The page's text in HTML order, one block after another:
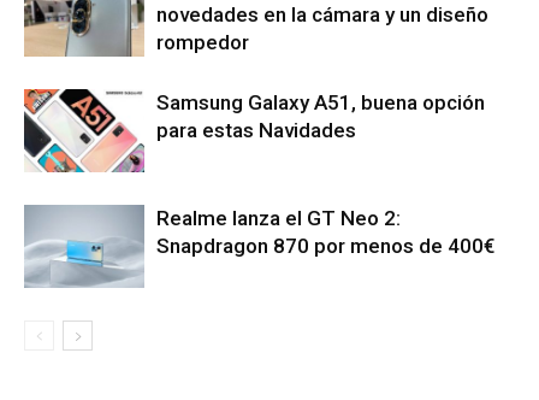
novedades en la cámara y un diseño
rompedor
Samsung Galaxy A51, buena opción
para estas Navidades
Realme lanza el GT Neo 2:
Snapdragon 870 por menos de 400€